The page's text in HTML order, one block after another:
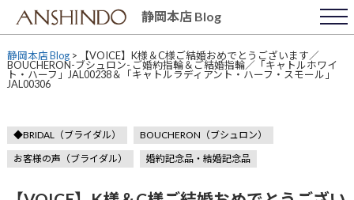
content
静岡本店 Blog
静岡本店 Blog> 【VOICE】K様＆C様ご結婚おめでとうございます／
BOUCHERON-ブシュロン- ご婚約指輪＆ご結婚指輪／「キャトルホワイ
ト・ハーフ」JAL00238＆「キャトルラディアント・ハーフ・スモール」
JAL00306
◆BRIDAL（ブライダル）
BOUCHERON（ブシュロン）
お客様の声（ブライダル）
婚約記念品・結婚記念品